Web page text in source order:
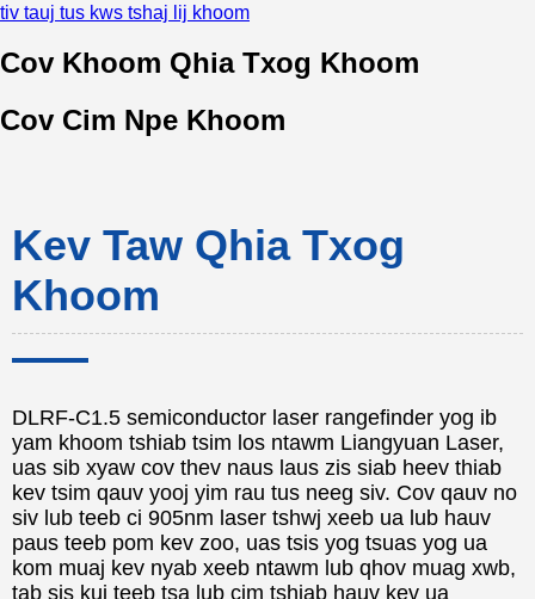
tiv tauj tus kws tshaj lij khoom
Cov Khoom Qhia Txog Khoom
Cov Cim Npe Khoom
Kev Taw Qhia Txog
Khoom
DLRF-C1.5 semiconductor laser rangefinder yog ib
yam khoom tshiab tsim los ntawm Liangyuan Laser,
uas sib xyaw cov thev naus laus zis siab heev thiab
kev tsim qauv yooj yim rau tus neeg siv. Cov qauv no
siv lub teeb ci 905nm laser tshwj xeeb ua lub hauv
paus teeb pom kev zoo, uas tsis yog tsuas yog ua
kom muaj kev nyab xeeb ntawm lub qhov muag xwb,
tab sis kuj teeb tsa lub cim tshiab hauv kev ua